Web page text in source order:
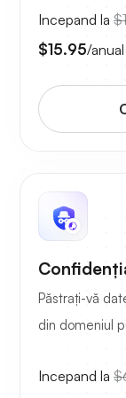
Incepand la
$15.95/anual
Păstrați-vă
din domeniul
Incepand la